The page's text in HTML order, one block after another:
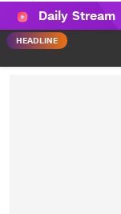
HAWA
Haluan
Daily Stream
HEADLINE